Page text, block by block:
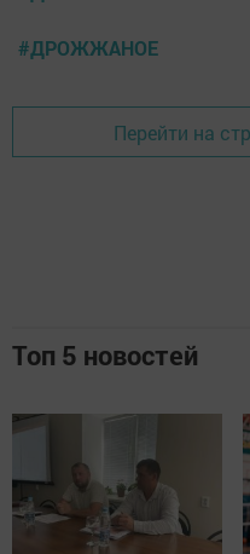
#ДРОЖЖАНОЕ
Перейти на
Топ 5 новостей